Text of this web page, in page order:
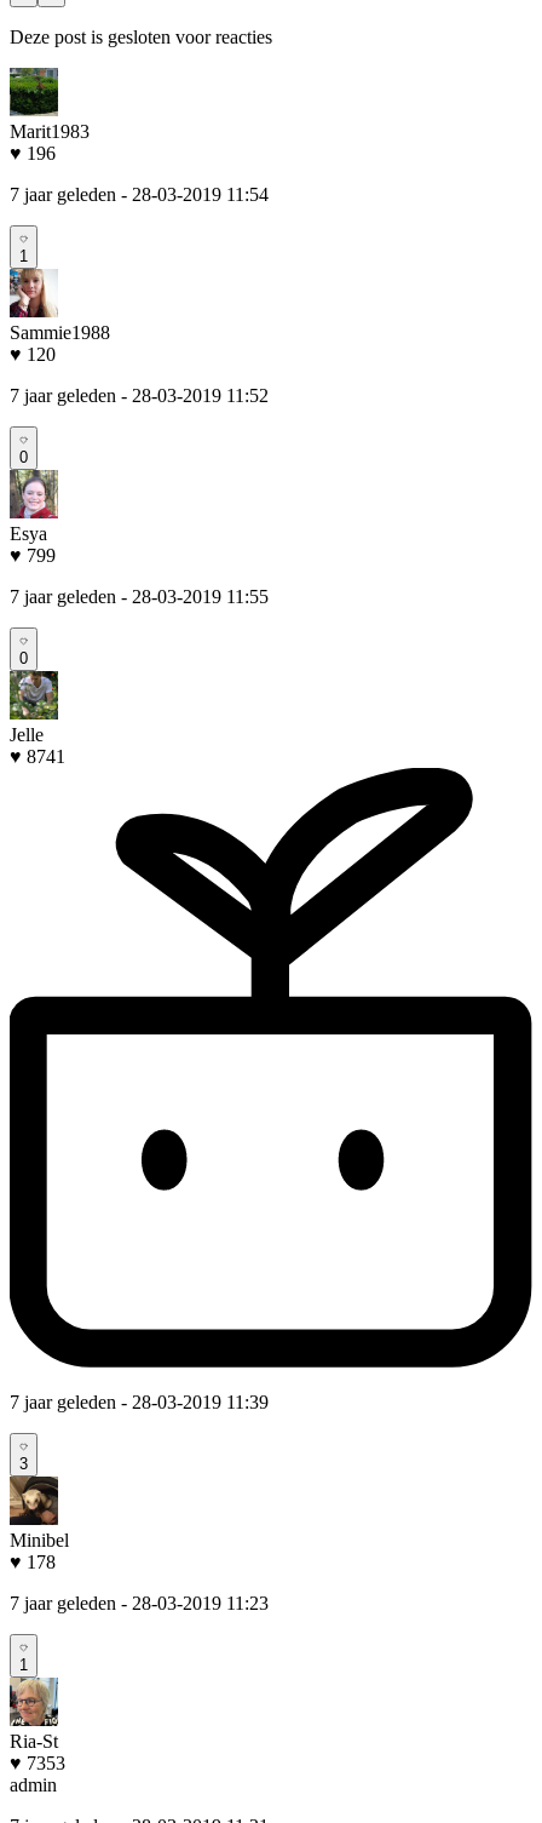
Deze post is gesloten voor reacties
Marit1983
♥ 196
7 jaar geleden - 28-03-2019 11:54
1
Sammie1988
♥ 120
7 jaar geleden - 28-03-2019 11:52
0
Esya
♥ 799
7 jaar geleden - 28-03-2019 11:55
0
Jelle
♥ 8741
7 jaar geleden - 28-03-2019 11:39
3
Minibel
♥ 178
7 jaar geleden - 28-03-2019 11:23
1
Ria-St
♥ 7353
admin